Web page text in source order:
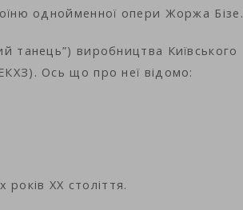
однойменної опери Жоржа Бізе.
танець”) виробництва Київського
Ось що про неї відомо:
XX століття.